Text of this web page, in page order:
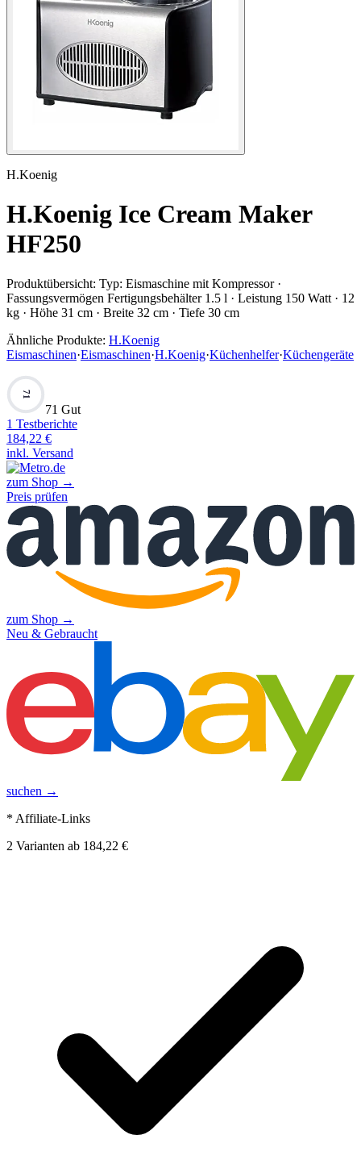
H.Koenig
H.Koenig Ice Cream Maker
HF250
Produktübersicht: Typ: Eismaschine mit Kompressor ·
Fassungsvermögen Fertigungsbehälter 1.5 l · Leistung 150 Watt · 12
kg · Höhe 31 cm · Breite 32 cm · Tiefe 30 cm
Ähnliche Produkte: H.Koenig
Eismaschinen·Eismaschinen·H.Koenig·Küchenhelfer·Küchengeräte
71
71 Gut
1 Testberichte
184,22 €
inkl. Versand
zum Shop →
Preis prüfen
zum Shop →
Neu & Gebraucht
suchen →
* Affiliate-Links
2 Varianten ab 184,22 €